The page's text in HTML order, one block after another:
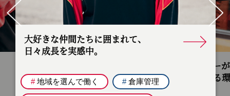
大好きな仲間たちに囲まれて、
日々成長を実感中。
#地域を選んで働く #倉庫管理
ドライバー
安心できる
Pr
ev
io
us
Ne
xt